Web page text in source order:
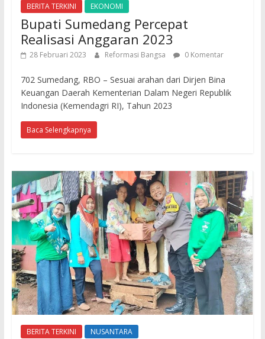
BERITA TERKINI EKONOMI
Bupati Sumedang Percepat
Realisasi Anggaran 2023
28 Februari 2023 Reformasi Bangsa 0 Komentar
702 Sumedang, RBO – Sesuai arahan dari Dirjen Bina
Keuangan Daerah Kementerian Dalam Negeri Republik
Indonesia (Kemendagri RI), Tahun 2023
Baca Selengkapnya
BERITA TERKINI NUSANTARA